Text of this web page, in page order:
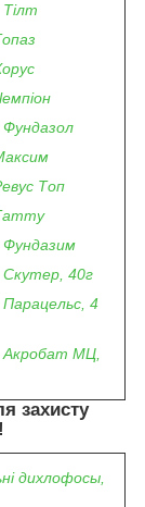
Топ
40г
4
МЦ,
захисту
дихлофосы,